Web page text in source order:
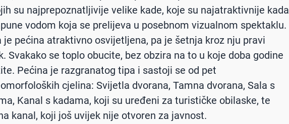
su najprepoznatljivije velike kade, koje su najatraktivnije kada
vodom koja se prelijeva u posebnom vizualnom spektaklu.
je pećina atraktivno osvijetljena, pa je šetnja kroz nju pravi
Svakako se toplo obucite, bez obzira na to u koje doba godine
Pećina je razgranatog tipa i sastoji se od pet
cjelina: Svijetla dvorana, Tamna dvorana, Sala s
Kanal s kadama, koji su uređeni za turističke obilaske, te
kanal, koji još uvijek nije otvoren za javnost.